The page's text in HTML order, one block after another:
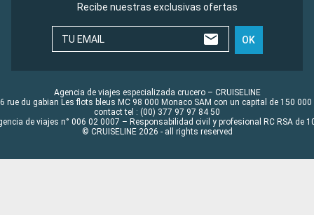
Recibe nuestras exclusivas ofertas
TU EMAIL OK
Agencia de viajes especializada crucero – CRUISELINE
rue du gabian Les flots bleus MC 98 000 Monaco SAM con un capital de 150 000
contact tel : (00) 377 97 97 84 50
de viajes n° 006 02 0007 – Responsabilidad civil y profesional RC RSA de
© CRUISELINE 2026 - all rights reserved